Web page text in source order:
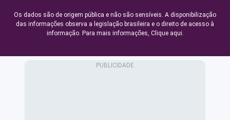
Os dados são de origem pública e não são sensíveis. A disponibilização
das informações observa a legislação brasileira e o direito de acesso à
informação. Para mais informações, Clique aqui.